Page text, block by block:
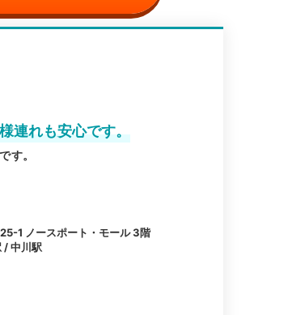
連れも安心です。
す。
1 ノースポート・モール 3階
/ 中川駅